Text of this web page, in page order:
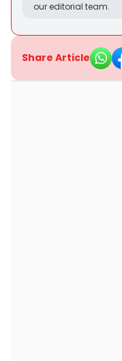
our editorial team.
Share Article